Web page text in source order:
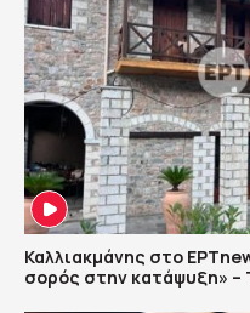
Καλλιακμάνης στο
σορός στην κατάψυξη» –